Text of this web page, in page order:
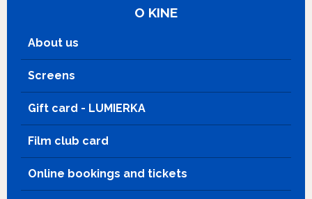
O KINE
About us
Screens
Gift card - LUMIERKA
Film club card
Online bookings and tickets